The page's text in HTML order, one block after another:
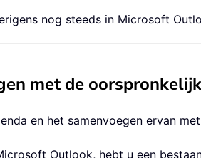
nog steeds in Microsoft
met de
en het samenvoegen ervan
Outlook, hebt u een